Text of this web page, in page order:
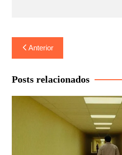
Navegação
de
Post
Anterior
Posts relacionados